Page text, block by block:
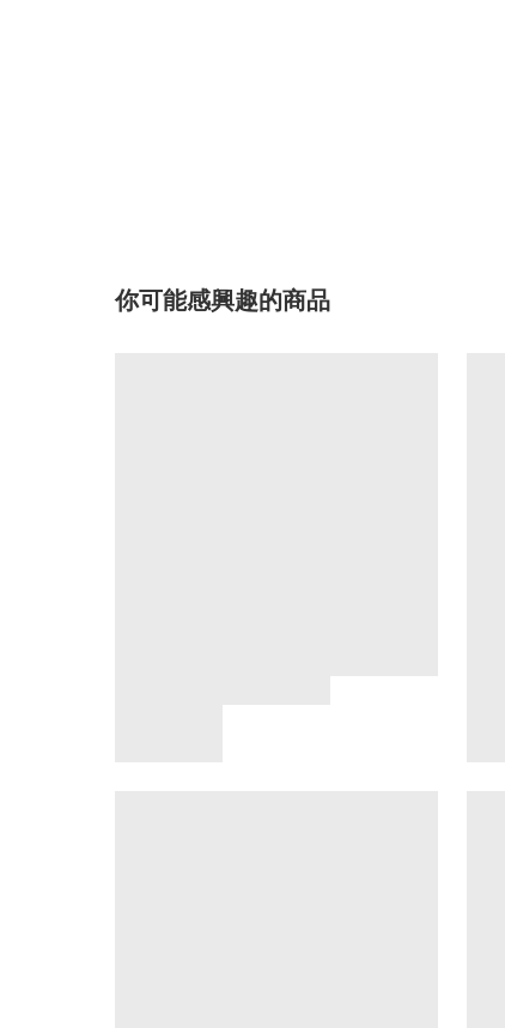
你可能感興趣的商品